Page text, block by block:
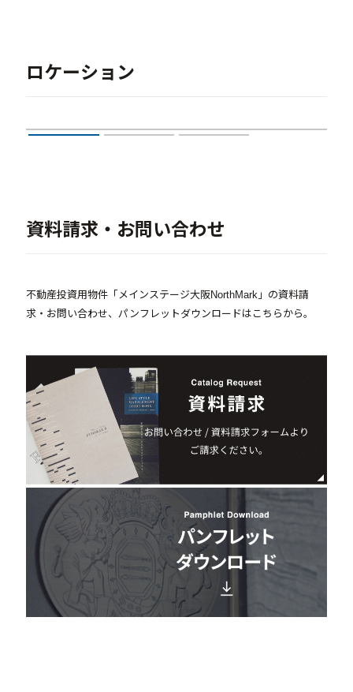
ロケーション
資料請求・お問い合わせ
不動産投資用物件「メインステージ大阪NorthMark」の資料請
求・お問い合わせ、パンフレットダウンロードはこちらから。